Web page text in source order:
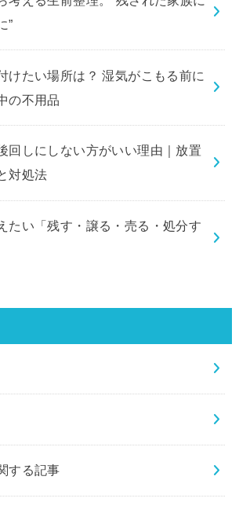
”
けたい場所は？ 湿気がこもる前に
の不用品
回しにしない方がいい理由｜放置
対処法
たい「残す・譲る・売る・処分す
する記事